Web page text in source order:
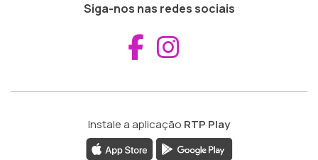
Siga-nos nas redes sociais
Aceder ao
Instale a aplicação RTP Play